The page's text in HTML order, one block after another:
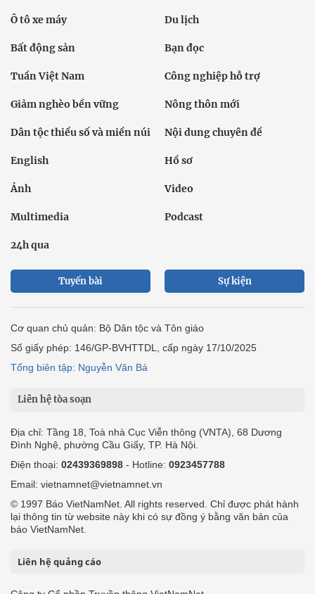
Ô tô xe máy Du lịch
Bất động sản Bạn đọc
Tuần Việt Nam Công nghiệp hỗ trợ
Giảm nghèo bền vững Nông thôn mới
Dân tộc thiểu số và miền núi Nội dung chuyên đề
English Hồ sơ
Ảnh Video
Multimedia Podcast
24h qua
Tuyến bài Sự kiện
Cơ quan chủ quản: Bộ Dân tộc và Tôn giáo
Số giấy phép: 146/GP-BVHTTDL, cấp ngày 17/10/2025
Tổng biên tập: Nguyễn Văn Bá
Liên hệ tòa soạn
Địa chỉ: Tầng 18, Toà nhà Cục Viễn thông (VNTA), 68 Dương
Đình Nghệ, phường Cầu Giấy, TP. Hà Nội.
Điện thoại: 02439369898 - Hotline: 0923457788
Email: vietnamnet@vietnamnet.vn
© 1997 Báo VietNamNet. All rights reserved. Chỉ được phát hành
lại thông tin từ website này khi có sự đồng ý bằng văn bản của
báo VietNamNet.
Liên hệ quảng cáo